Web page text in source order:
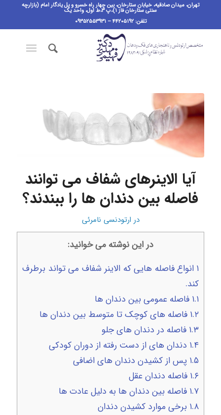
تهران، میدان صادقیه، خیابان ستارخان، بین چهار راه خسرو و پل یادگار امام (بازارچه
سنتی ستارخان فاز ۱)،پ ٣،ط اول، واحد یک
تلفن: ۴۴۲۰۵۱۹۲ – ۰۹۳۵۲۵۵۳۹۳۱
آیا الاینرهای شفاف می توانند
فاصله بین دندان ها را ببندند؟
در ارتودنسی نامرئی
در این نوشته می خوانید:
۱ انواع فاصله هایی که الاینر شفاف می تواند برطرف
کند.
۱.۱ فاصله عمومی بین دندان ها
۱.۲ فاصله های کوچک تا متوسط ​​بین دندان ها
۱.۳ فاصله در دندان های جلو
۱.۴ دندان های از دست رفته از دوران کودکی
۱.۵ پس از کشیدن دندان های اضافی
۱.۶ فاصله دندان عقل
۱.۷ فاصله بین دندان ها به دلیل عادت ها
۱.۸ برخی موارد کشیدن دندان